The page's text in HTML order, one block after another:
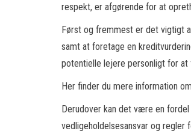
respekt, er afgørende for at
Først og fremmest er det vigtigt
samt at foretage en
potentielle lejere personligt for at
Her finder du mere information om
Derudover kan det være en
vedligeholdelsesansvar og